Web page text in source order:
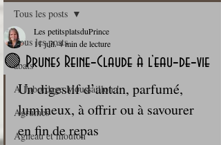
Tous les posts
abats
A l'abordage Moussaillon !
Agrumes
Agneau et mouton
Tous les posts
🟢 Prunes Reine‑Claude à l’eau‑de‑vie
Les petitsplatsduPrince
11 juil.4 min de lecture
Un digestif d’antan, parfumé,
lumineux, à offrir ou à savourer
en fin de repas